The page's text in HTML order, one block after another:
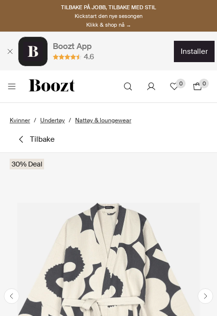
TILBAKE PÅ JOBB, TILBAKE MED STIL
Kickstart den nye sesongen
Klikk & shop nå →
Boozt App
4.6
installer
0 0
Kvinner Undertøy Nattøy & loungewear
tilbake
30% Deal